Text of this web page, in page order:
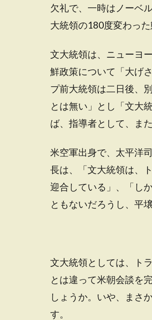
欠礼で、一時はノーベ
大統領の180度変わっ
文大統領は、ニューヨ
鮮政策について「大げ
プ前大統領は二日後、
とは無い」とし「文大
ば、指導者として、ま
米空軍出身で、太平洋
長は、「文大統領は、
迎合している」、「し
ともないだろうし、平
文大統領としては、ト
とは違って米朝会談を
しょうか。いや、まさ
す。